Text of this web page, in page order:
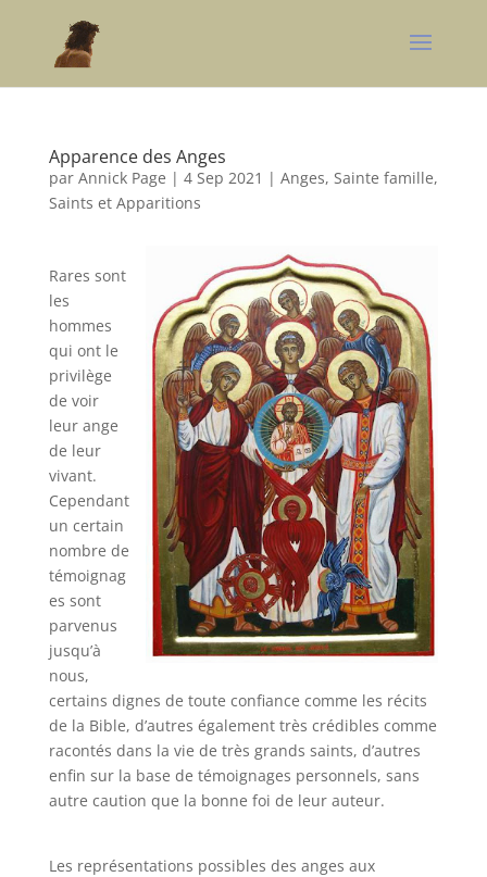
Apparence des Anges
par Annick Page | 4 Sep 2021 | Anges, Sainte famille,
Saints et Apparitions
Rares sont
les
hommes
qui ont le
privilège
de voir
leur ange
de leur
vivant.
Cependant
un certain
nombre de
témoignag
es sont
parvenus
jusqu’à
nous,
certains dignes de toute confiance comme les récits
de la Bible, d’autres également très crédibles comme
racontés dans la vie de très grands saints, d’autres
enfin sur la base de témoignages personnels, sans
autre caution que la bonne foi de leur auteur.
Les représentations possibles des anges aux